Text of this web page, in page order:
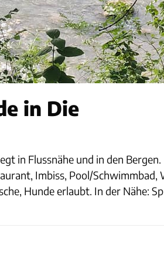
in Die
in Flussnähe und in den
Imbiss, Pool/Schwimmbad,
Hunde erlaubt. In der Nähe: